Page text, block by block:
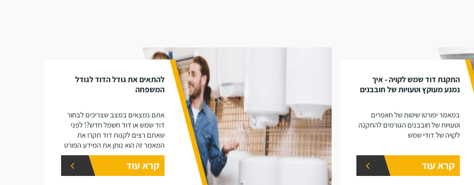
התקנת דוד שמש לקויה - איך
נמנע מעוקץ וטעויות של חובבנים
במאמר יפורטו שיטות של חאפרים
וטעויות של חובבנים הגורמים להתקנה
לקויה של דודי שמש
קרא עוד
להתאים את גודל הדוד לגודל
המשפחה
אתם נמצאים במצב שצריכים לבחור
דוד שמש או דוד חשמל חדש?! לפני
שאתם רצים לקנות דוד תקרו את
המאמר זה הוא נותן את המידע הפורט
על נפחים שונים של דודים ואיזה דוד
הכי יתאים עבורכם.
קרא עוד